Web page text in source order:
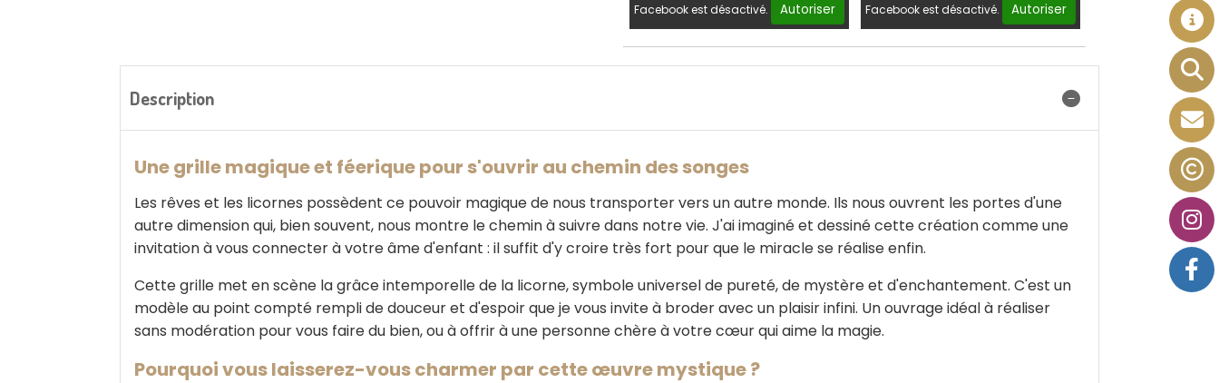
Facebook est désactivé. Autoriser Facebook est désactivé. Autoriser
Description
Une grille magique et féerique pour s'ouvrir au chemin des songes
Les rêves et les licornes possèdent ce pouvoir magique de nous transporter vers un autre monde. Ils nous ouvrent les portes d'une
autre dimension qui, bien souvent, nous montre le chemin à suivre dans notre vie. J'ai imaginé et dessiné cette création comme une
invitation à vous connecter à votre âme d'enfant : il suffit d'y croire très fort pour que le miracle se réalise enfin.
Cette grille met en scène la grâce intemporelle de la licorne, symbole universel de pureté, de mystère et d'enchantement. C'est un
modèle au point compté rempli de douceur et d'espoir que je vous invite à broder avec un plaisir infini. Un ouvrage idéal à réaliser
sans modération pour vous faire du bien, ou à offrir à une personne chère à votre cœur qui aime la magie.
Pourquoi vous laisserez-vous charmer par cette œuvre mystique ?